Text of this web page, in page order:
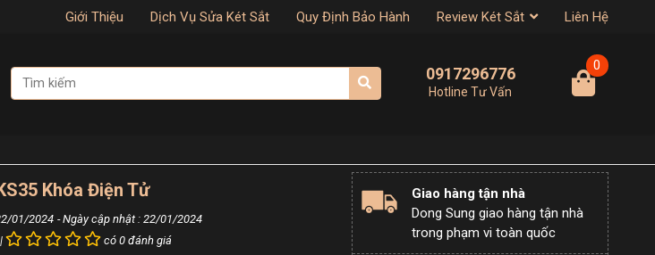
Giới Thiệu Dịch Vụ Sửa Két Sắt Quy Định Bảo Hành Review Két Sắt Liên Hệ
0917296776
Hotline Tư Vấn
0
Khóa Điện Tử
01/2024 - Ngày cập nhật : 22/01/2024
có 0 đánh giá
Giao hàng tận nhà
Dong Sung giao hàng tận nhà
trong phạm vi toàn quốc